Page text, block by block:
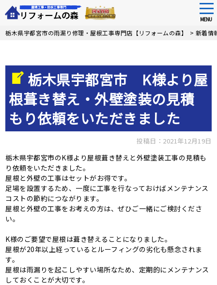
Skip
MENU
栃木県宇都宮市の雨漏り修理・屋根工事専門店【リフォームの森】 > 新着情
栃木県宇都宮市 K様より屋
根葺き替え・外壁塗装の見積
もり依頼をいただきました
投稿日：2021年12月19日
栃木県宇都宮市のK様より屋根葺き替えと外壁塗装工事の見積も
り依頼をいただきました。
屋根と外壁の工事はセットがお得です。
足場を設置するため、一度に工事を行なっておけばメンテナンス
コストの節約につながります。
屋根と外壁の工事をお考えの方は、ぜひご一緒にご検討くださ
い。
K様のご要望で屋根は葺き替えることになりました。
屋根が20年以上経っているとルーフィングの劣化も懸念されま
す。
屋根は雨漏りを起こしやすい場所なため、定期的にメンテナンス
しておくことが大切です。